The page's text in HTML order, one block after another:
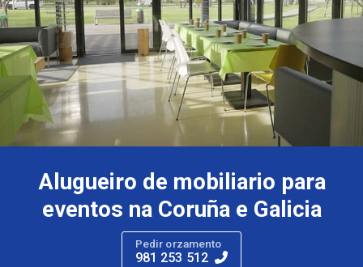
Alugueiro de mobiliario para
eventos na Coruña e Galicia
Pedir orzamento
981 253 512